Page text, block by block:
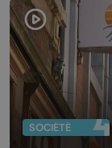
SOCIÉTÉ